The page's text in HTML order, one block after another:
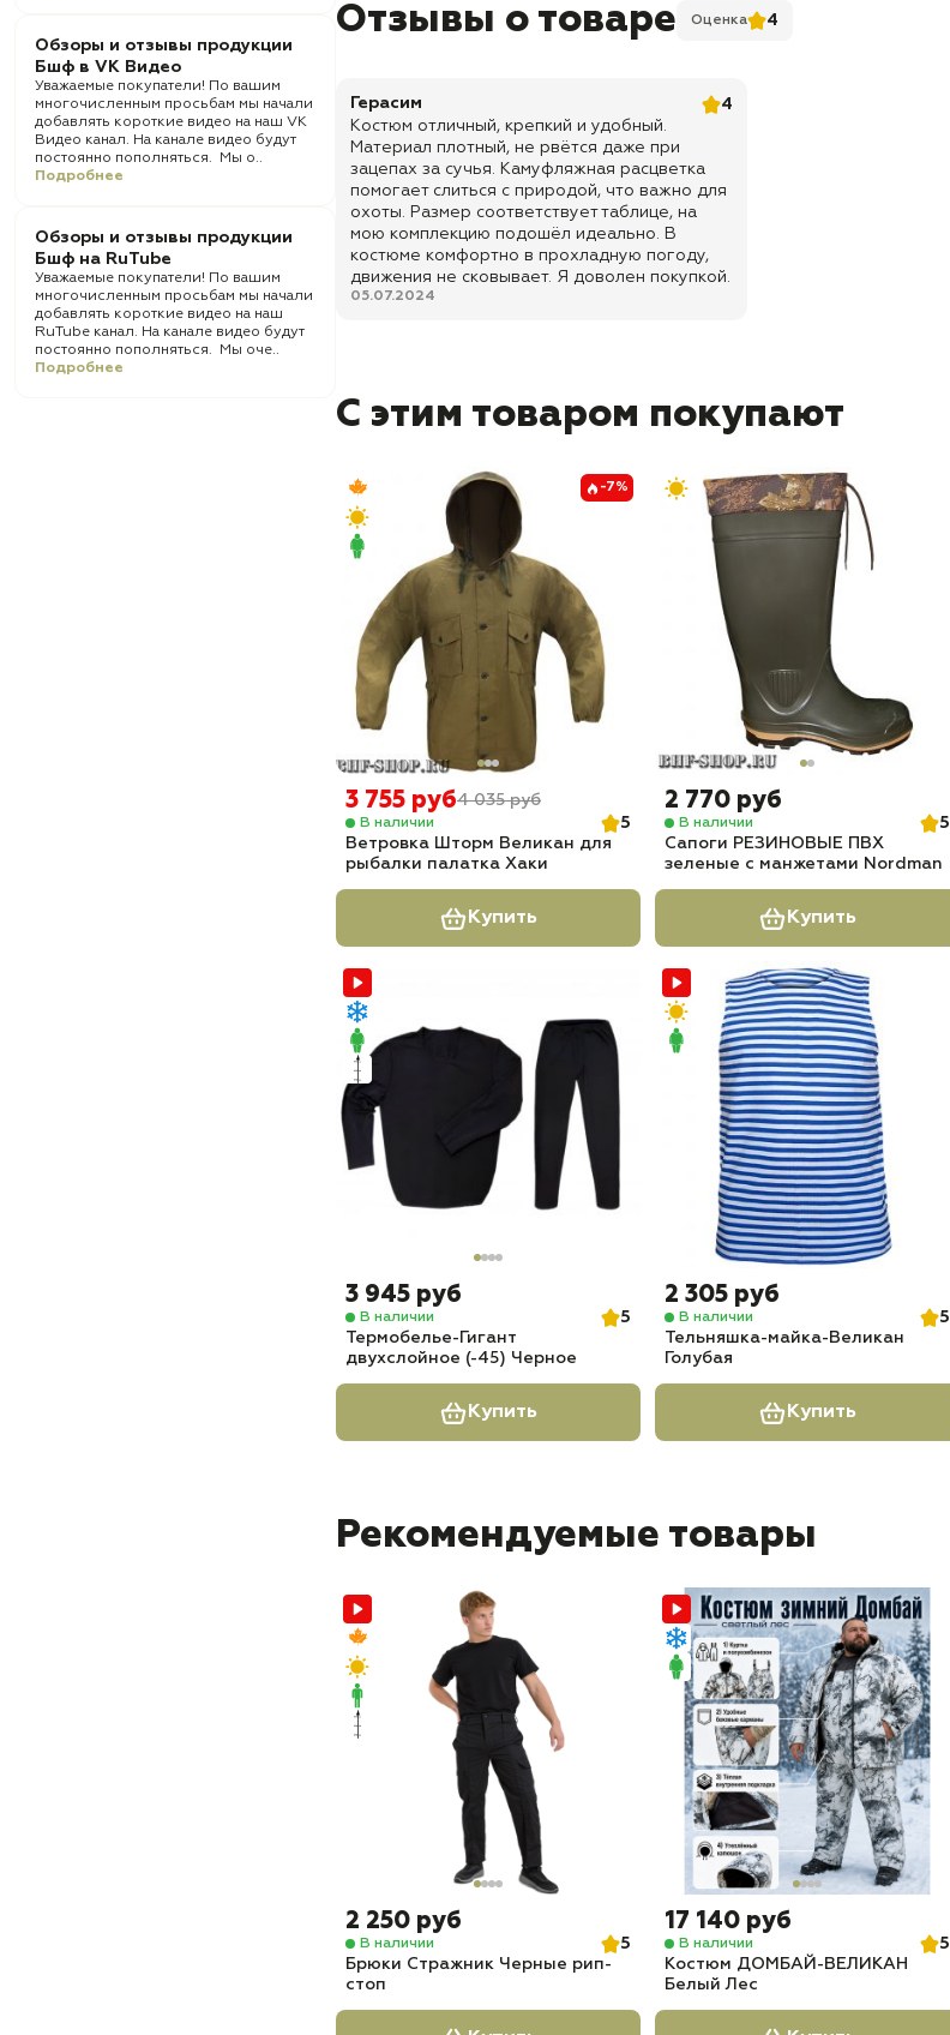
Обзоры и отзывы продукции
Бшф в VK Видео
Уважаемые покупатели! По вашим
многочисленным просьбам мы начали
добавлять короткие видео на наш VK
Видео канал. На канале видео будут
постоянно пополняться. Мы о..
Подробнее
Обзоры и отзывы продукции
Бшф на RuTube
Уважаемые покупатели! По вашим
многочисленным просьбам мы начали
добавлять короткие видео на наш
RuTube канал. На канале видео будут
постоянно пополняться. Мы оче..
Подробнее
Отзывы о товаре Оценка 4
Герасим
4
Костюм отличный, крепкий и удобный.
Материал плотный, не рвётся даже при
зацепах за сучья. Камуфляжная расцветка
помогает слиться с природой, что важно для
охоты. Размер соответствует таблице, на
мою комплекцию подошёл идеально. В
костюме комфортно в прохладную погоду,
движения не сковывает. Я доволен покупкой.
05.07.2024
С этим товаром покупают
-7%
3 755 руб4 035 руб
В наличии
5
Ветровка Шторм Великан для
рыбалки палатка Хаки
Купить
2 770 руб
В наличии
5
Сапоги РЕЗИНОВЫЕ ПВХ
зеленые с манжетами Nordman
Купить
3 945 руб
В наличии
5
Термобелье-Гигант
двухслойное (-45) Черное
Купить
2 305 руб
В наличии
5
Тельняшка-майка-Великан
Голубая
Купить
Рекомендуемые товары
2 250 руб
В наличии
5
Брюки Стражник Черные рип-
стоп
17 140 руб
В наличии
5
Костюм ДОМБАЙ-ВЕЛИКАН
Белый Лес